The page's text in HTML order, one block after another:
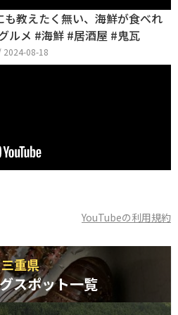
教えたく無い、海鮮が食べれ
ルメ #海鮮 #居酒屋 #鬼瓦
2024-08-18
YouTubeの利用規約
三重県
スポット一覧